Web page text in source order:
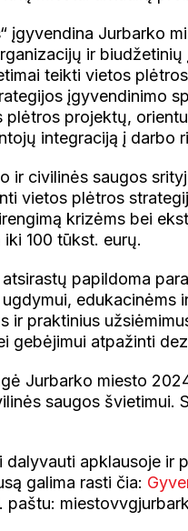
įgyvendina Jurbarko
ir
teikti vietos
įgyvendinimo
plėtros projektų,
integraciją į darbo
ir civilinės saugos
vietos plėtros
krizėms bei
100 tūkst. eurų.
papildoma
edukacinėms
ir praktinius
gebėjimui atpažinti
Jurbarko miesto
saugos švietimui.
apklausoje ir
galima rasti čia:
paštu: